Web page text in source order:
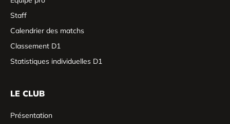
Staff
Calendrier des matchs
Classement D1
Statistiques individuelles D1
LE CLUB
Présentation